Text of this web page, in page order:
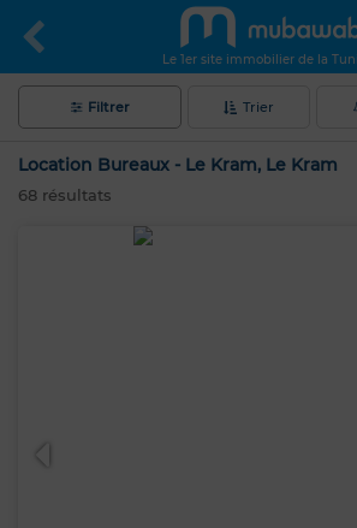
Le 1er site immobilier de la
Filtrer Trier
Location Bureaux - Le Kram, Le Kram
68 résultats